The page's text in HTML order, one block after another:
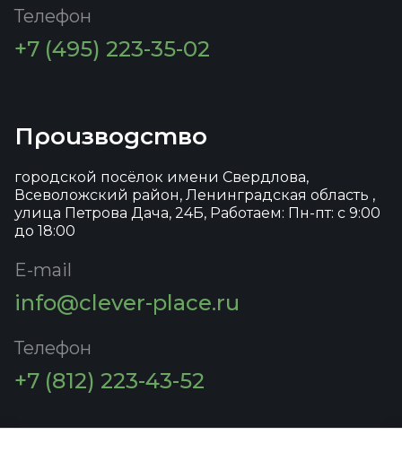
Телефон
+7 (495) 223-35-02
Производство
городской посёлок имени Свердлова,
Всеволожский район, Ленинградская область ,
улица Петрова Дача, 24Б, Работаем: Пн-пт: с 9:00
до 18:00
E-mail
info@clever-place.ru
Телефон
+7 (812) 223-43-52